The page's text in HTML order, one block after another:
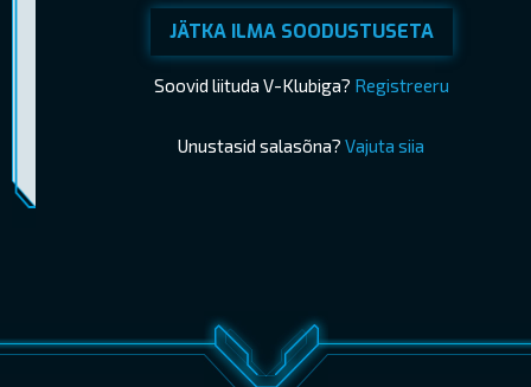
JÄTKA ILMA SOODUSTUSETA
Soovid liituda V-Klubiga? Registreeru
Unustasid salasõna? Vajuta siia
Piletimüük lõppes 06.06.2026 21:15 OSTA PILETID